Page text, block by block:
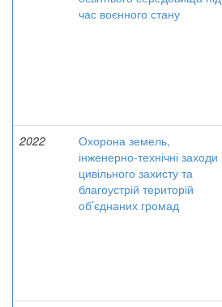
час воєнного стану
2022
Охорона земель,
інженерно-технічні заходи
цивільного захисту та
благоустрій територій
об’єднаних громад